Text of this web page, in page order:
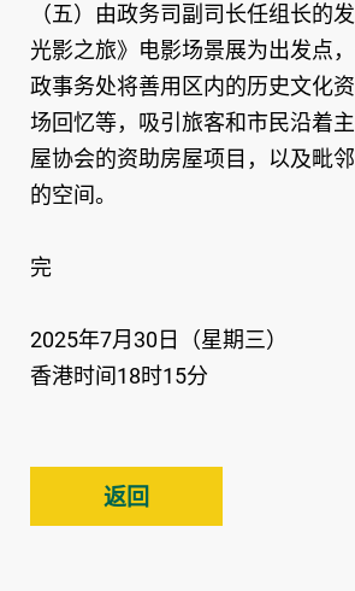
（五）由政务司副司长任组长的
光影之旅》电影场景展为出发点
政事务处将善用区内的历史文化
场回忆等，吸引旅客和市民沿着
屋协会的资助房屋项目，以及毗
的空间。
完
2025年7月30日（星期三）
香港时间18时15分
返回